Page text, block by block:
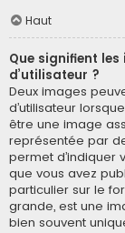
Haut
Que signifient
d’utilisateur ?
Deux images
d’utilisateur
être une image
représentée par
permet d’indiquer
que vous avez
particulier sur le
grande, est une
bien souvent